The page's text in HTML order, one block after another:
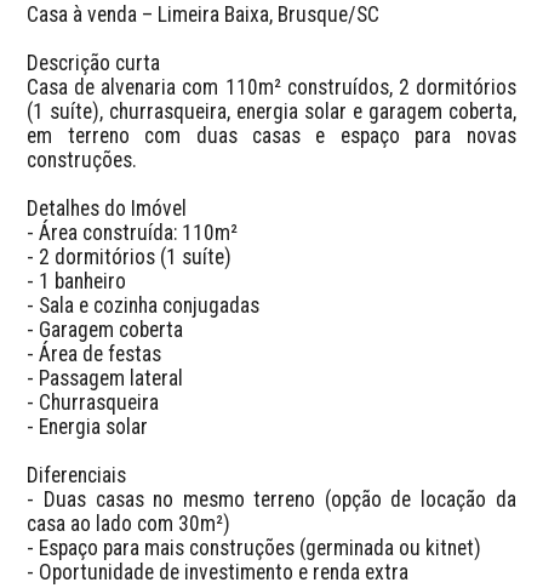
Casa à venda – Limeira Baixa, Brusque/SC
Descrição curta
Casa de alvenaria com 110m² construídos, 2 dormitórios
(1 suíte), churrasqueira, energia solar e garagem coberta,
em terreno com duas casas e espaço para novas
construções.
Detalhes do Imóvel
- Área construída: 110m²
- 2 dormitórios (1 suíte)
- 1 banheiro
- Sala e cozinha conjugadas
- Garagem coberta
- Área de festas
- Passagem lateral
- Churrasqueira
- Energia solar
Diferenciais
- Duas casas no mesmo terreno (opção de locação da
casa ao lado com 30m²)
- Espaço para mais construções (germinada ou kitnet)
- Oportunidade de investimento e renda extra